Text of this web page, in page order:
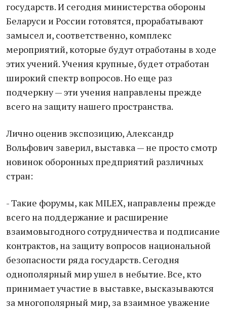
государств. И сегодня министерства обороны
Беларуси и России готовятся, прорабатывают
замысел и, соответственно, комплекс
мероприятий, которые будут отработаны в ходе
этих учений. Учения крупные, будет отработан
широкий спектр вопросов. Но еще раз
подчеркну — эти учения направлены прежде
всего на защиту нашего пространства.
Лично оценив экспозицию, Александр
Вольфович заверил, выставка — не просто смотр
новинок оборонных предприятий различных
стран:
- Такие форумы, как MILEX, направлены прежде
всего на поддержание и расширение
взаимовыгодного сотрудничества и подписание
контрактов, на защиту вопросов национальной
безопасности ряда государств. Сегодня
однополярный мир ушел в небытие. Все, кто
принимает участие в выставке, высказываются
за многополярный мир, за взаимное уважение